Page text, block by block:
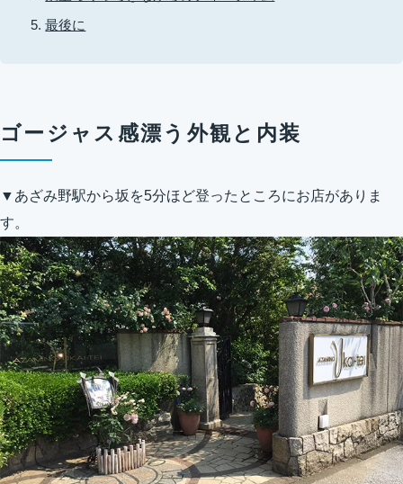
最後に
ゴージャス感漂う外観と内装
▼あざみ野駅から坂を5分ほど登ったところにお店がありま
す。